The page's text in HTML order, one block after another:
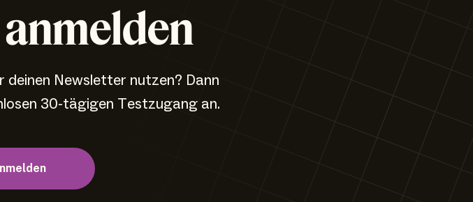
Newsletter nutzen? Dann
30-tägigen Testzugang an.